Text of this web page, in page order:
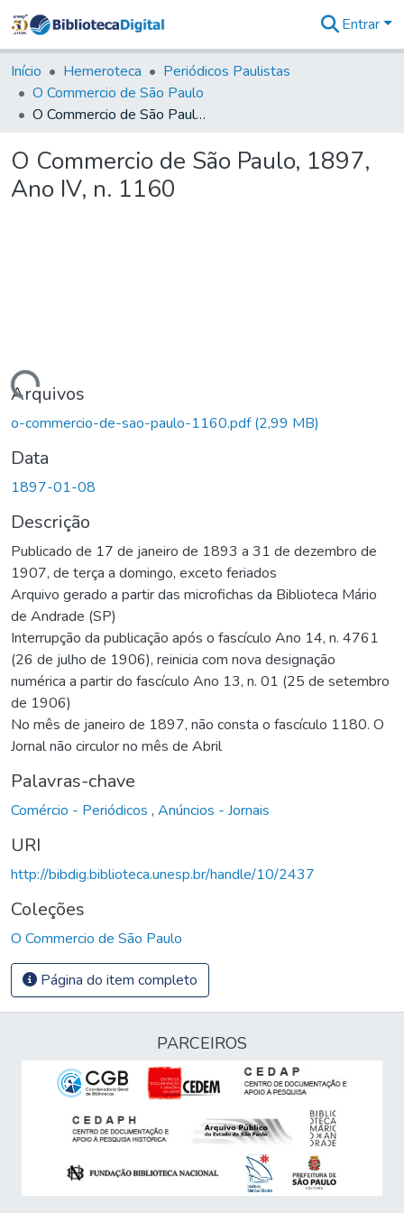
&
Coleções
Tudo na
Biblioteca
Estatísticas
Entrar
Início Hemeroteca
Periódicos Paulistas
O Commercio de São Paulo
O Commercio de São Paulo, 1897, Ano IV, n. 1160
O Commercio de São Paulo, 1897,
Ano IV, n. 1160
Arquivos
o-commercio-de-sao-paulo-1160.pdf(2,99 MB)
Data
1897-01-08
Descrição
Publicado de 17 de janeiro de 1893 a 31 de dezembro de
1907, de terça a domingo, exceto feriados
Arquivo gerado a partir das microfichas da Biblioteca Mário
de Andrade (SP)
Interrupção da publicação após o fascículo Ano 14, n. 4761
(26 de julho de 1906), reinicia com nova designação
numérica a partir do fascículo Ano 13, n. 01 (25 de setembro
de 1906)
No mês de janeiro de 1897, não consta o fascículo 1180. O
Jornal não circulor no mês de Abril
Palavras-chave
Comércio - Periódicos , Anúncios - Jornais
URI
http://bibdig.biblioteca.unesp.br/handle/10/2437
Coleções
O Commercio de São Paulo
Página do item completo
PARCEIROS